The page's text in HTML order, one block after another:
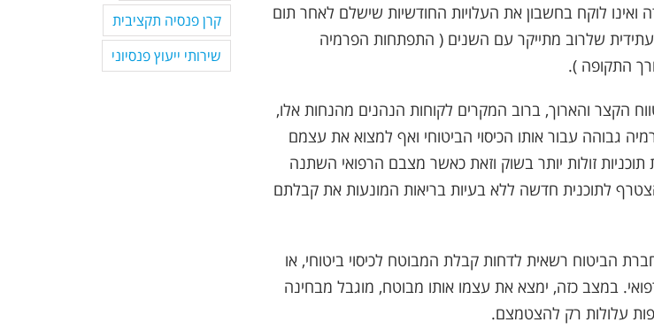
לוקח בחשבון את העלויות החודשיות שישלם לאחר תום
שלרוב מתייקר עם השנים ( התפתחות הפרמיה
התקופה ).
הקצר והארוך, ברוב המקרים לקוחות הנהנים מהנחות אלו,
גבוהה עבור אותו הכיסוי הביטוחי ואף למצוא את עצמם
תוכניות זולות יותר בשוק וזאת כאשר מצבם הרפואי השתנה
לתוכנית חדשה ללא בעיות בריאות המונעות את קבלתם
הביטוח רשאית לדחות קבלת המבוטח לכיסוי ביטוחי, או
במצב כזה, ימצא את עצמו אותו מבוטח, מוגבל מבחינה
עלולות רק להצטמצם.
קרן פנסיה תקציבית
שירותי ייעוץ פנסיוני